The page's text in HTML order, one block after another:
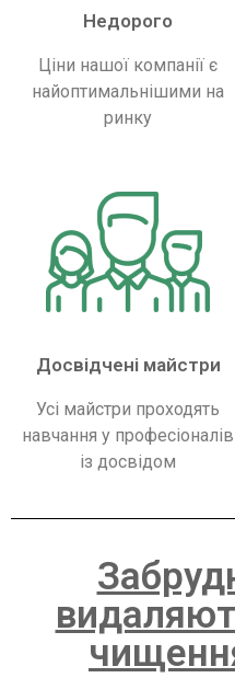
Недорого
Ціни нашої компанії є
найоптимальнішими на
ринку
Досвідчені майстри
Усі майстри проходять
навчання у професіоналів
із досвідом